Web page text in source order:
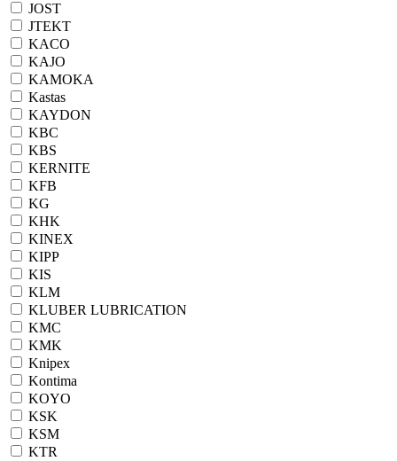
JOST
JTEKT
KACO
KAJO
KAMOKA
Kastas
KAYDON
KBC
KBS
KERNITE
KFB
KG
KHK
KINEX
KIPP
KIS
KLM
KLUBER LUBRICATION
KMC
KMK
Knipex
Kontima
KOYO
KSK
KSM
KTR